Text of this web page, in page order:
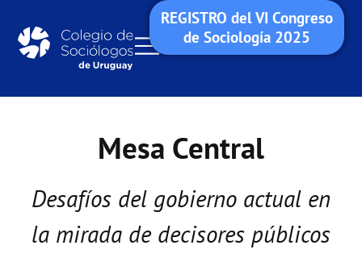
REGISTRO del VI Congreso
de Sociología 2025
Mesa Central
Desafíos del gobierno actual en
la mirada de decisores públicos